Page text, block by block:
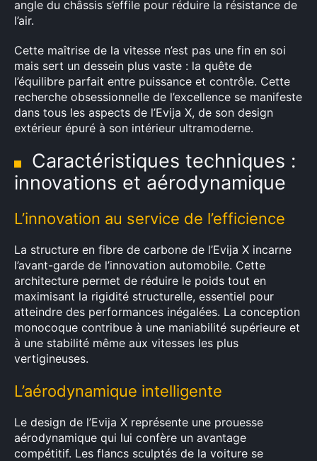
angle du châssis s’effile pour réduire la résistance de
l’air.
Cette maîtrise de la vitesse n’est pas une fin en soi
mais sert un dessein plus vaste : la quête de
l’équilibre parfait entre puissance et contrôle. Cette
recherche obsessionnelle de l’excellence se manifeste
dans tous les aspects de l’Evija X, de son design
extérieur épuré à son intérieur ultramoderne.
Caractéristiques techniques :
innovations et aérodynamique
L’innovation au service de l’efficience
La structure en fibre de carbone de l’Evija X incarne
l’avant-garde de l’innovation automobile. Cette
architecture permet de réduire le poids tout en
maximisant la rigidité structurelle, essentiel pour
atteindre des performances inégalées. La conception
monocoque contribue à une maniabilité supérieure et
à une stabilité même aux vitesses les plus
vertigineuses.
L’aérodynamique intelligente
Le design de l’Evija X représente une prouesse
aérodynamique qui lui confère un avantage
compétitif. Les flancs sculptés de la voiture se